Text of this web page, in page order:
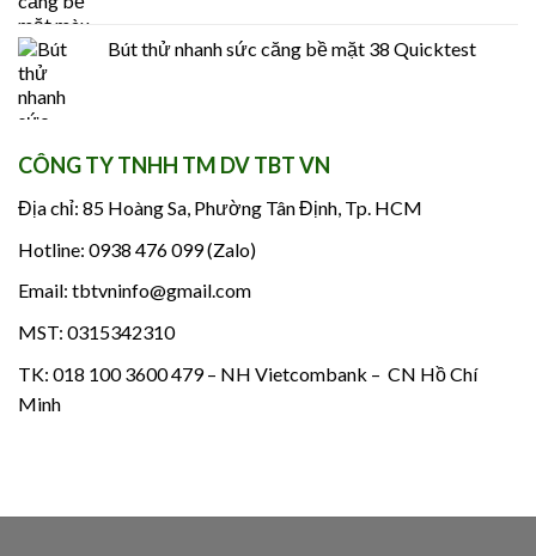
Bút thử nhanh sức căng bề mặt 38 Quicktest
CÔNG TY TNHH TM DV TBT VN
Địa chỉ: 85 Hoàng Sa, Phường Tân Định, Tp. HCM
Hotline: 0938 476 099 (Zalo)
Email: tbtvninfo@gmail.com
MST: 0315342310
TK: 018 100 3600 479 – NH Vietcombank – CN Hồ Chí
Minh